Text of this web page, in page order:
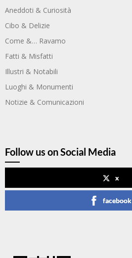
Aneddoti & Curiosità
Cibo & Delizie
Come &… Ravamo
Fatti & Misfatti
Illustri & Notabili
Luoghi & Monumenti
Notizie & Comunicazioni
Follow us on Social Media
x
facebook